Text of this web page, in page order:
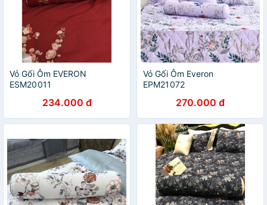
Vỏ Gối Ôm EVERON
ESM20011
234.000 đ
Vỏ Gối Ôm Everon
EPM21072
270.000 đ